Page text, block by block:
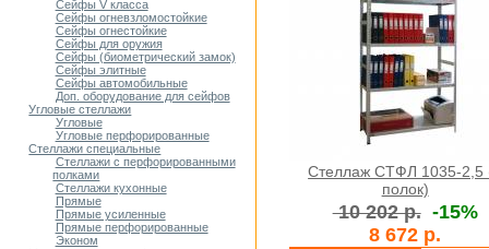
Сейфы V класса
Сейфы огневзломостойкие
Сейфы огнестойкие
Сейфы для оружия
Сейфы (биометрический замок)
Сейфы элитные
Cейфы автомобильные
Доп. оборудование для сейфов
Угловые стеллажи
Угловые
Угловые перфорированные
Стеллажи специальные
Стеллажи с перфорированными
полками
Стеллажи кухонные
Прямые
Прямые усиленные
Прямые перфорированные
Эконом
Стеллаж СТФЛ 1035-2,5
полок)
10 202 р. -15%
8 672 р.